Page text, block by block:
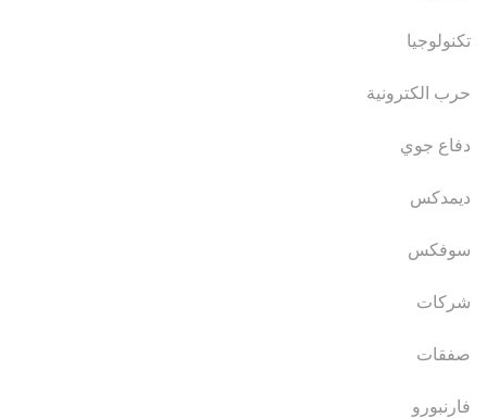
تكنولوجيا
حرب الكترونية
دفاع جوي
ديمدكس
سوفكس
شركات
صفقات
فارنبورو